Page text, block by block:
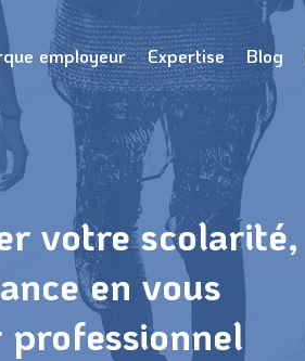
employeur Expertise Blog
votre scolarité,
en vous